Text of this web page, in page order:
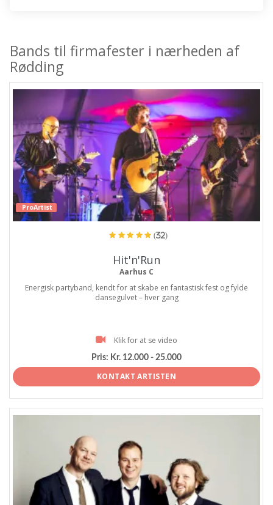
Bands til firmafester i nærheden af
Rødding
ProArtist
(32)
Hit'n'Run
Aarhus C
Energisk partyband, kendt for at skabe en fantastisk fest og fylde
dansegulvet – hver gang
Klik for at se video
Pris: Kr. 12.000 - 25.000
KONTAKT ARTISTEN